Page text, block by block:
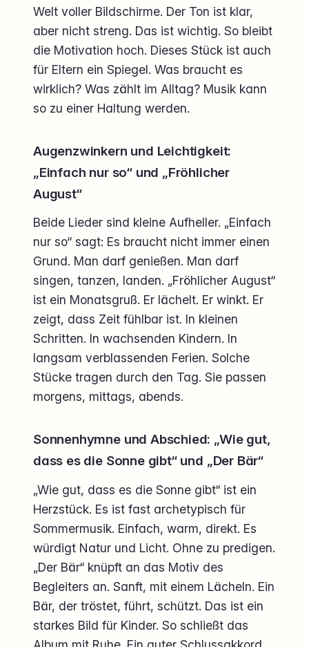
Welt voller Bildschirme. Der Ton ist klar,
aber nicht streng. Das ist wichtig. So bleibt
die Motivation hoch. Dieses Stück ist auch
für Eltern ein Spiegel. Was braucht es
wirklich? Was zählt im Alltag? Musik kann
so zu einer Haltung werden.
Augenzwinkern und Leichtigkeit:
„Einfach nur so“ und „Fröhlicher
August“
Beide Lieder sind kleine Aufheller. „Einfach
nur so“ sagt: Es braucht nicht immer einen
Grund. Man darf genießen. Man darf
singen, tanzen, landen. „Fröhlicher August“
ist ein Monatsgruß. Er lächelt. Er winkt. Er
zeigt, dass Zeit fühlbar ist. In kleinen
Schritten. In wachsenden Kindern. In
langsam verblassenden Ferien. Solche
Stücke tragen durch den Tag. Sie passen
morgens, mittags, abends.
Sonnenhymne und Abschied: „Wie gut,
dass es die Sonne gibt“ und „Der Bär“
„Wie gut, dass es die Sonne gibt“ ist ein
Herzstück. Es ist fast archetypisch für
Sommermusik. Einfach, warm, direkt. Es
würdigt Natur und Licht. Ohne zu predigen.
„Der Bär“ knüpft an das Motiv des
Begleiters an. Sanft, mit einem Lächeln. Ein
Bär, der tröstet, führt, schützt. Das ist ein
starkes Bild für Kinder. So schließt das